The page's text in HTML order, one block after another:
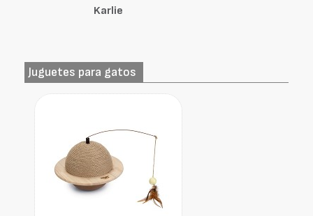
Karlie
Juguetes para gatos